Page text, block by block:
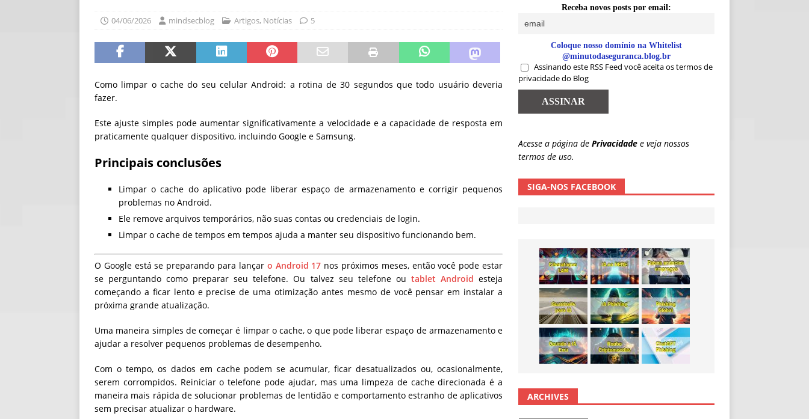
[ 06/08/2026 ]
[ 06/08/2026 ]
Sem guardrails, a autonomia da IA se torna um risco
NOTÍCIAS
04/06/2026 mindsecblog Artigos, Notícias 5
Como limpar o cache do seu celular Android: a rotina de 30 segundos que todo usuário deveria
fazer.
Este ajuste simples pode aumentar significativamente a velocidade e a capacidade de resposta em
praticamente qualquer dispositivo, incluindo Google e Samsung.
Principais conclusões
Limpar o cache do aplicativo pode liberar espaço de armazenamento e corrigir pequenos
problemas no Android.
Ele remove arquivos temporários, não suas contas ou credenciais de login.
Limpar o cache de tempos em tempos ajuda a manter seu dispositivo funcionando bem.
O Google está se preparando para lançar o Android 17 nos próximos meses, então você pode estar
se perguntando como preparar seu telefone. Ou talvez seu telefone ou tablet Android esteja
começando a ficar lento e precise de uma otimização antes mesmo de você pensar em instalar a
próxima grande atualização.
Uma maneira simples de começar é limpar o cache, o que pode liberar espaço de armazenamento e
ajudar a resolver pequenos problemas de desempenho.
Com o tempo, os dados em cache podem se acumular, ficar desatualizados ou, ocasionalmente,
serem corrompidos. Reiniciar o telefone pode ajudar, mas uma limpeza de cache direcionada é a
maneira mais rápida de solucionar problemas de lentidão e comportamento estranho de aplicativos
sem precisar atualizar o hardware.
Receba novos posts por email:
Coloque nosso domínio na Whitelist
@minutodaseguranca.blog.br
Assinando este RSS Feed você aceita os termos de
privacidade do Blog
Acesse a página de Privacidade e veja nossos
termos de uso.
SIGA-NOS FACEBOOK
ARCHIVES